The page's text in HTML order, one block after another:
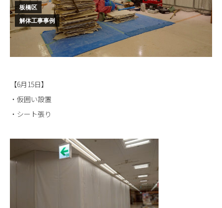
板橋区
解体工事事例
【6月15日】
・仮囲い設置
・シート張り